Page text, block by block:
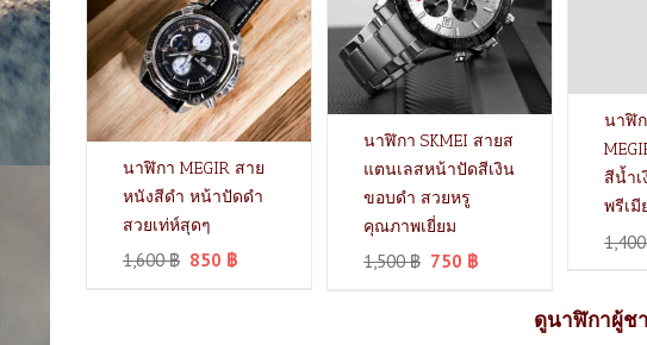
นาฬิกา MEGIR สาย
หนังสีดำ หน้าปัดดำ
สวยเท่ห์สุดๆ
1,600฿ 850 ฿
นาฬิกา SKMEI สายส
แตนเลสหน้าปัดสีเงิน
ขอบดำ สวยหรู
คุณภาพเยี่ยม
1,500฿ 750 ฿
นาฬิ
สีน้ำ
พรีเมี
ดูนาฬิกาผู้ช